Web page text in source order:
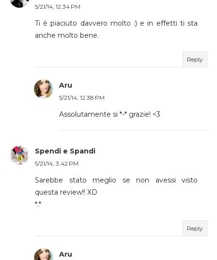
5/21/14, 12:34 PM
Ti è piaciuto davvero molto :) e in effetti ti sta
anche molto bene.
Reply
Aru
5/21/14, 12:38 PM
Assolutamente si *-* grazie! <3
Spendi e Spandi
5/21/14, 3:42 PM
Sarebbe stato meglio se non avessi visto
questa review!! XD
*.*
Reply
Aru